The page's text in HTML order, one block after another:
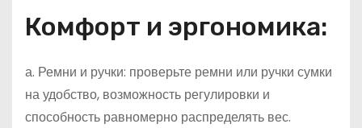
Комфорт и эргономика:
а. Ремни и ручки: проверьте ремни или ручки сумки
на удобство, возможность регулировки и
способность равномерно распределять вес.